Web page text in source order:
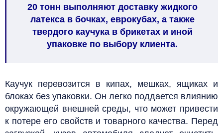
20 тонн выполняют доставку жидкого
латекса в бочках, еврокубах, а также
твердого каучука в брикетах и иной
упаковке по выбору клиента.
Каучук перевозится в кипах, мешках, ящиках и
блоках без упаковки. Он легко поддается влиянию
окружающей внешней среды, что может привести
к потере его свойств и товарного качества. Перед